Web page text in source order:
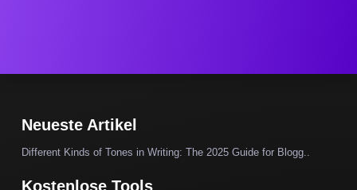
Neueste Artikel
Different Kinds of Tones in Writing: The 2025 Guide for Blogg..
Kostenlose Tools